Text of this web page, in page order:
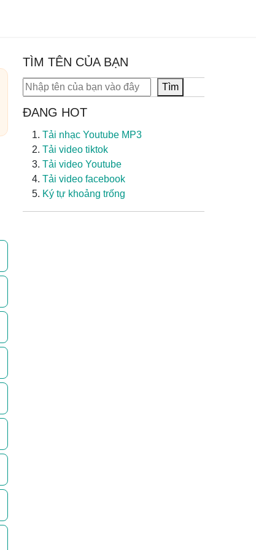
TÌM TÊN CỦA BẠN
Tìm kiếm Tìm
ĐANG HOT
Tải nhạc Youtube MP3
Tải video tiktok
Tải video Youtube
Tải video facebook
Ký tự khoảng trống